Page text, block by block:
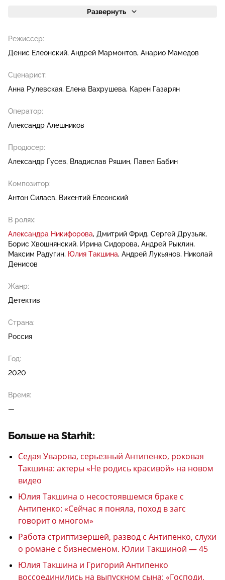
Развернуть
Режиссер:
Денис Елеонский Андрей Мармонтов Анарио Мамедов
Сценарист:
Анна Рулевская Елена Вахрушева Карен Газарян
Оператор:
Александр Алешников
Продюсер:
Александр Гусев
Владислав Ряшин Павел Бабин
Композитор:
Антон Силаев
Викентий Елеонский
В ролях:
Александра Никифорова Дмитрий Фрид Сергей Друзьяк
Борис Хвошнянский Ирина Сидорова Андрей Рыклин
Максим Радугин Юлия Такшина Андрей Лукьянов
Николай
Денисов
Жанр:
Детектив
Страна:
Россия
Год:
2020
Время:
—
Больше на Starhit:
Седая Уварова, серьезный Антипенко, роковая
Такшина: актеры «Не родись красивой» на новом
видео
Юлия Такшина о несостоявшемся браке с
Антипенко: «Сейчас я поняла, поход в загс
говорит о многом»
Работа стриптизершей, развод с Антипенко, слухи
о романе с бизнесменом. Юлии Такшиной — 45
Юлия Такшина и Григорий Антипенко
воссоединились на выпускном сына: «Господи,